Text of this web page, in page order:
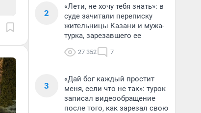
2
«Лети, не хочу тебя знать»: в
суде зачитали переписку
жительницы Казани и мужа-
турка, зарезавшего ее
27 352 7
3
«Дай бог каждый простит
меня, если что не так»: турок
записал видеообращение
после того, как зарезал свою